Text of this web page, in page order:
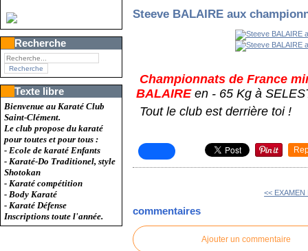
Recherche
Texte libre
Bienvenue au Karaté Club
Saint-Clément.
Le club propose du karaté
pour toutes et pour tous :
- Ecole de karaté Enfants
- Karaté-Do Traditionel, style
Shotokan
- Karaté compétition
- Body Karaté
- Karaté Défense
Inscriptions toute l'année.
Steeve BALAIRE aux
Championnats de France
BALAIREen - 65 Kg à
Tout le club est derrière toi !
<< EXAMEN
commentaires
Ajouter un commentaire